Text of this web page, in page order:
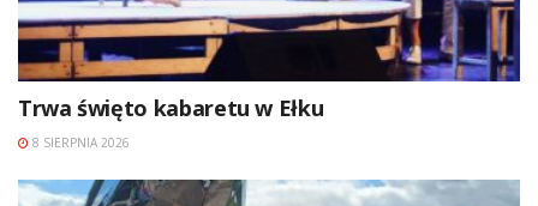
Trwa święto kabaretu w Ełku
8 SIERPNIA 2026